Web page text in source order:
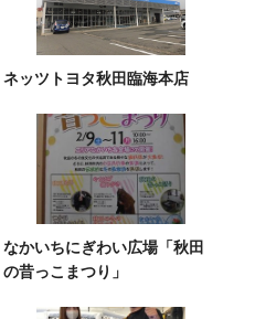
ネッツトヨタ秋田臨海本店
なかいちにぎわい広場「秋田
の昔っこまつり」